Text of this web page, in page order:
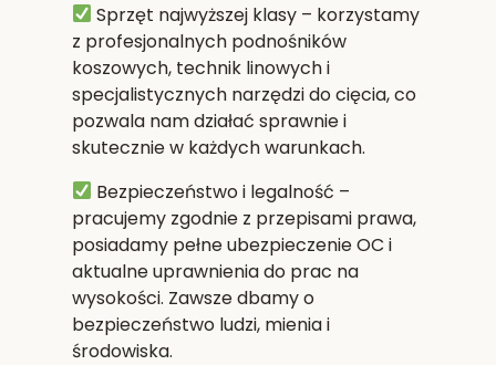
Sprzęt najwyższej klasy– korzystamy
z profesjonalnych podnośników
koszowych, technik linowych i
specjalistycznych narzędzi do cięcia, co
pozwala nam działać sprawnie i
skutecznie w każdych warunkach.
Bezpieczeństwo i legalność –
pracujemy zgodnie z przepisami prawa,
posiadamy pełne ubezpieczenie OC i
aktualne uprawnienia do prac na
wysokości. Zawsze dbamy o
bezpieczeństwo ludzi, mienia i
środowiska.